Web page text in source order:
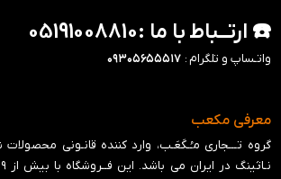
☎️ ارتــباط با ما :05191008810
واتـساپ و تلگرام : ۰۹۳۰۵۶۵۵۵۱۷
معرفی مکعب
گروه تـــجاری مـُـکَعَـب، وارد کننده قانـونی